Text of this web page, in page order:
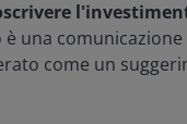
una
come un